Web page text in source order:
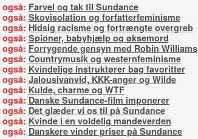
Farvel og tak til Sundance
Skovisolation og forfatterfeminisme
Hidsig racisme og fortrængte overgreb
Spioner, babyhjælp og øksemord
Forrygende gensyn med Robin Williams
Countrymusik og westernfeminisme
Kvindelige instruktører bag favoritter
Jalousivanvid, KKK-anger og Wilde
Kulde, charme og WTF
Danske Sundance-film imponerer
Det glæder vi os til på Sundance
Kvinde i en voldelig mandeverden
Danskere vinder priser på Sundance